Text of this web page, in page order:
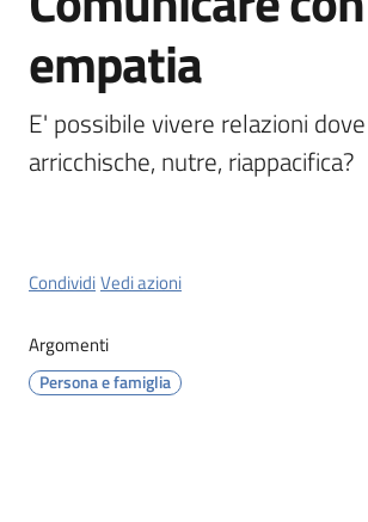
Novità
Servizi
Vivere
Borgo
Servizi
empatia
E' possibile vivere relazioni
arricchische, nutre, riappacifica?
CondividiVedi azioni
Argomenti
Persona e famiglia